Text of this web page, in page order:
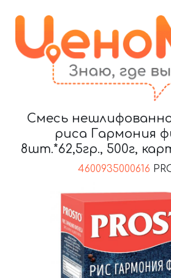
Смесь
риса Гармония
8шт.*62,5гр., 500г,
4600935000616